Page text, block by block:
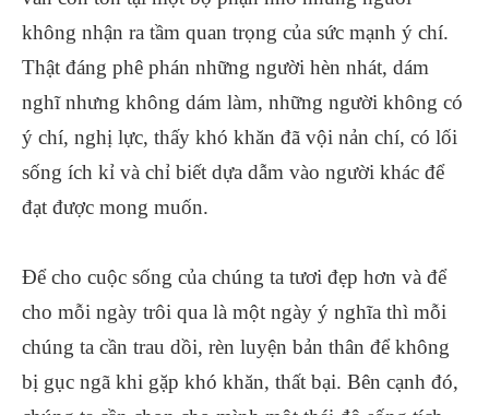
không nhận ra tầm quan trọng của sức mạnh ý chí.
Thật đáng phê phán những người hèn nhát, dám
nghĩ nhưng không dám làm, những người không có
ý chí, nghị lực, thấy khó khăn đã vội nản chí, có lối
sống ích kỉ và chỉ biết dựa dẫm vào người khác để
đạt được mong muốn.
Để cho cuộc sống của chúng ta tươi đẹp hơn và để
cho mỗi ngày trôi qua là một ngày ý nghĩa thì mỗi
chúng ta cần trau dồi, rèn luyện bản thân để không
bị gục ngã khi gặp khó khăn, thất bại. Bên cạnh đó,